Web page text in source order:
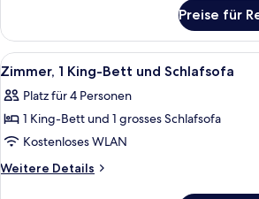
Hearing,
Roll-
In
Shower)
anzeigen
1 King-
Bett
(Mobility
Hearing,
Roll-
Shower)
Preise für
Alle
Fotos
für
Zimmer,
1 King-
Bett
Ein
3
Zimmer, 1 King-Bett und Schlafsofa
Platz für 4 Personen
1 King-Bett und 1 grosses Schlafsofa
Kostenloses WLAN
Weitere Details
Weitere